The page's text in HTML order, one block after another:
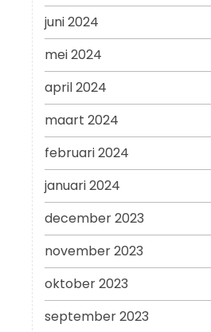
juni 2024
mei 2024
april 2024
maart 2024
februari 2024
januari 2024
december 2023
november 2023
oktober 2023
september 2023